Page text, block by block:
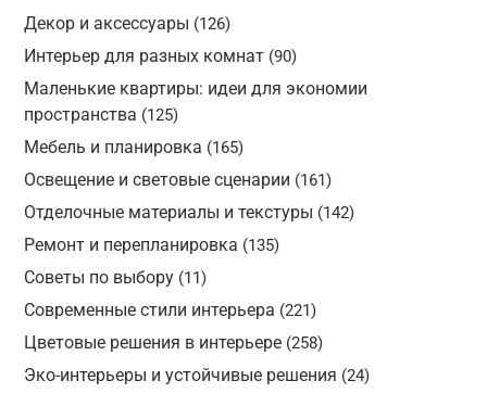
Декор и аксессуары (126)
Интерьер для разных комнат(90)
Маленькие квартиры: идеи для экономии
пространства (125)
Мебель и планировка (165)
Освещение и световые сценарии (161)
Отделочные материалы и текстуры (142)
Ремонт и перепланировка (135)
Советы по выбору(11)
Современные стили интерьера (221)
Цветовые решения в интерьере(258)
Эко-интерьеры и устойчивые решения (24)